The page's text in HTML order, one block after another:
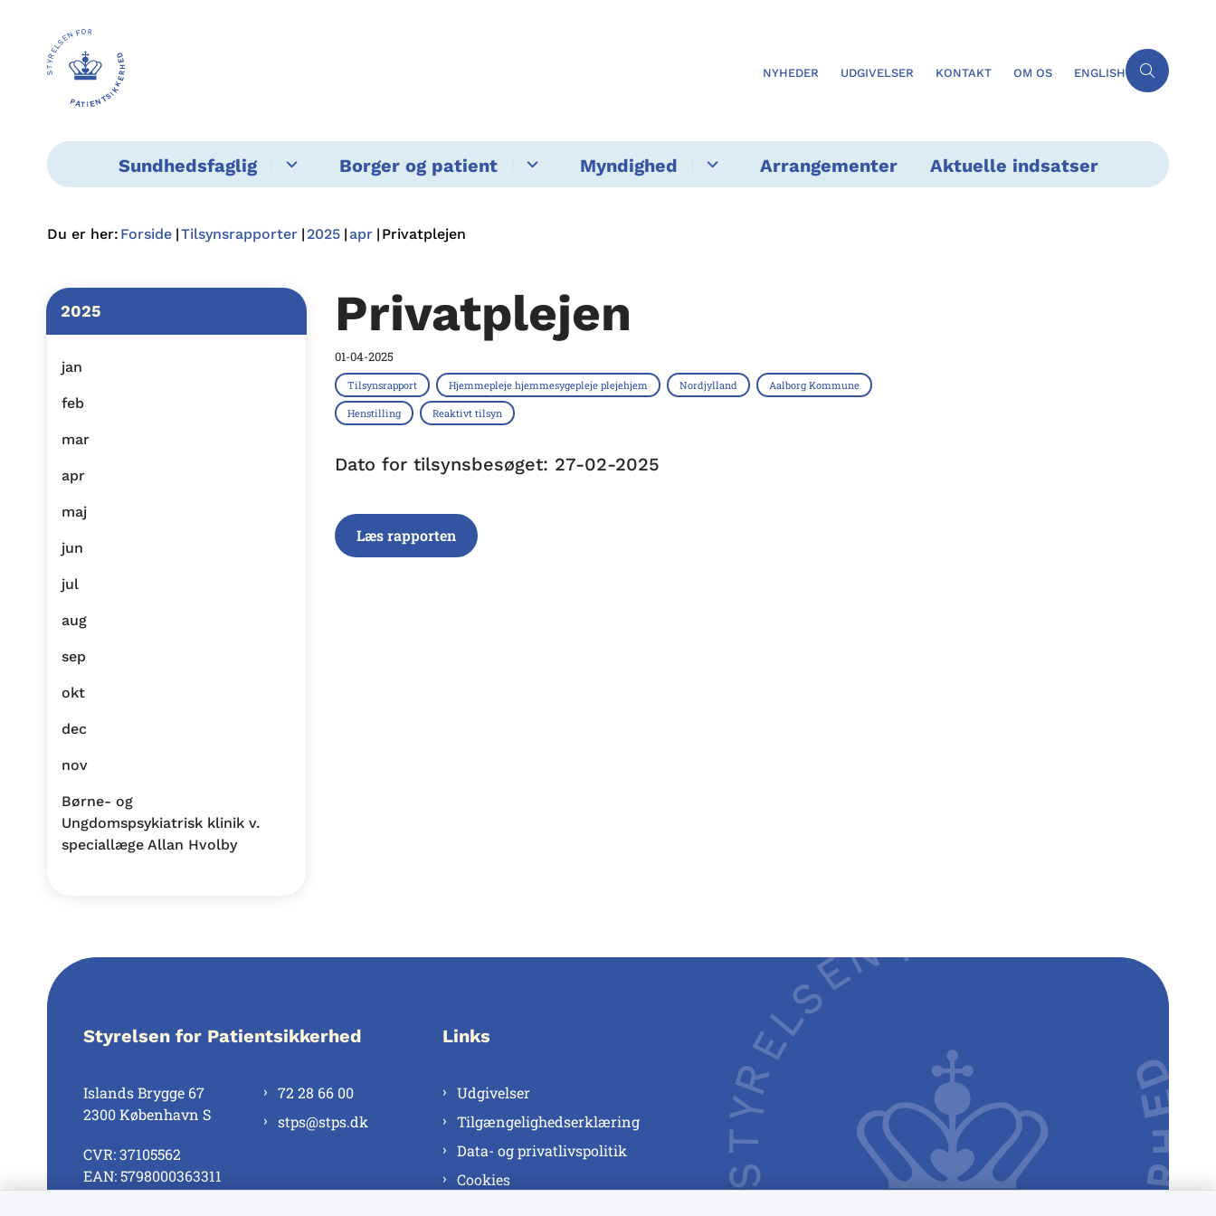
NYHEDER UDGIVELSER KONTAKT OM OS ENGLISH
Sundhedsfaglig Borger og patient Myndighed Arrangementer Aktuelle indsatser
Du er her: Forside Tilsynsrapporter 2025 apr Privatplejen
2025
jan
feb
mar
apr
maj
jun
jul
aug
sep
okt
dec
nov
Børne- og
Ungdomspsykiatrisk klinik v.
speciallæge Allan Hvolby
Privatplejen
01-04-2025
Tilsynsrapport Hjemmepleje hjemmesygepleje plejehjem Nordjylland Aalborg Kommune
Henstilling Reaktivt tilsyn
Dato for tilsynsbesøget: 27-02-2025
Læs rapporten
Styrelsen for Patientsikkerhed
Islands Brygge 67
2300 København S
CVR: 37105562
EAN: 5798000363311
72 28 66 00
stps@stps.dk
Links
Udgivelser
Tilgængelighedserklæring
Data- og privatlivspolitik
Cookies